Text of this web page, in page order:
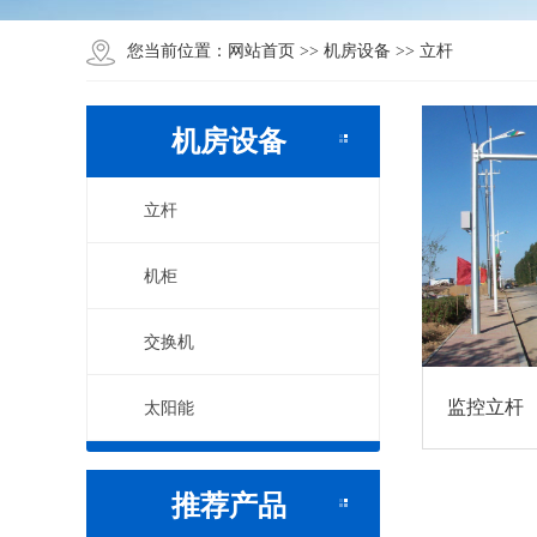
您当前位置： 网站首页 >> 机房设备 >> 立杆
机房设备
立杆
机柜
交换机
太阳能
推荐产品
监控立杆